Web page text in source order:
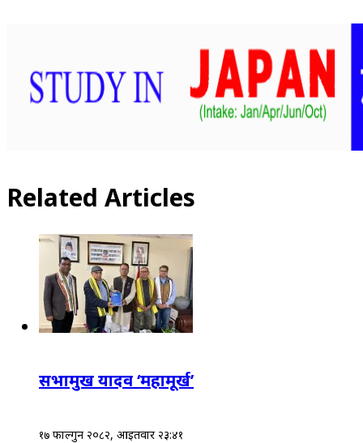
Related Articles
सभामुख यादव ‘महामूर्ख’
१७ फाल्गुन २०८२, आईतवार २३:४१